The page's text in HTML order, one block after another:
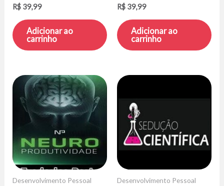
R$ 39,99
Adicionar ao
carrinho
R$ 39,99
Adicionar ao
carrinho
Desenvolvimento Pessoal Desenvolvimento Pessoal